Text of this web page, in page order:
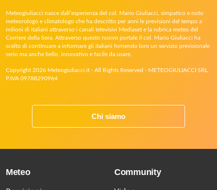
Meteogiuliacci nasce dall’esperienza del col. Mario Giuliacci, simpatico e noto
meteorologo e climatologo che ha descritto per anni le previsioni del tempo a
milioni di italiani attraverso i canali televisivi Mediaset e la rubrica meteo del
Corriere della Sera. Attraverso questo nuovo portale il col. Mario Giuliacci ha
scelto di continuare a informare gli italiani fornendo loro un servizio previsionale
serio ma anche bello, innovativo e facile da usare.
Copyright 2026 Meteogiuliacci.it - All Rights Reserved - METEOGIULIACCI SRL
P.IVA 09788290964
Chi siamo
Meteo Community